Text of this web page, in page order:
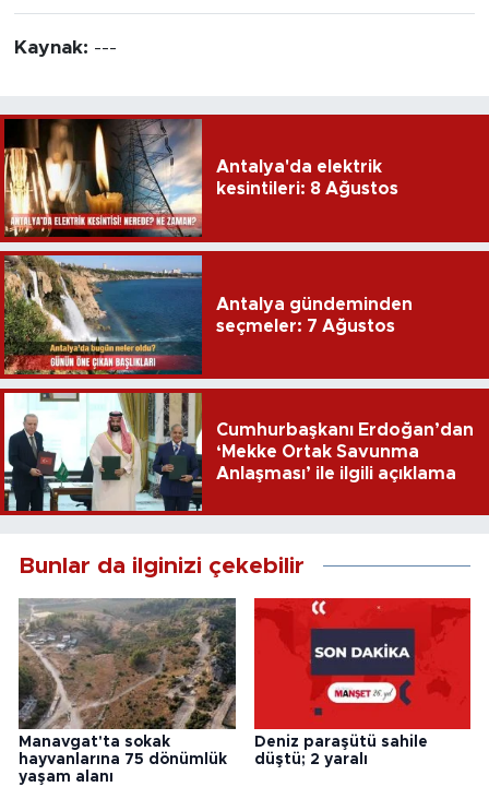
Kaynak: ---
Antalya'da elektrik
kesintileri: 8 Ağustos
Antalya gündeminden
seçmeler: 7 Ağustos
Cumhurbaşkanı Erdoğan’dan
‘Mekke Ortak Savunma
Anlaşması’ ile ilgili açıklama
Bunlar da ilginizi çekebilir
Manavgat'ta sokak
hayvanlarına 75 dönümlük
yaşam alanı
Deniz paraşütü sahile
düştü; 2 yaralı